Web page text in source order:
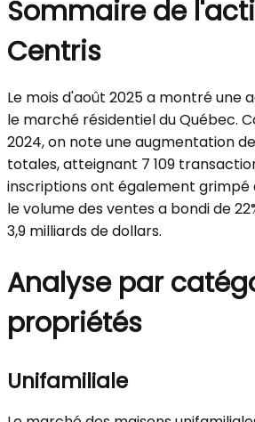
Sommaire de
Centris
Le mois d'août 2025 a montré une
le marché résidentiel du Québec.
2024, on note une augmentation
totales, atteignant 7 109
inscriptions ont également grimpé
le volume des ventes a bondi de
3,9 milliards de dollars.
Analyse par
propriétés
Unifamiliale